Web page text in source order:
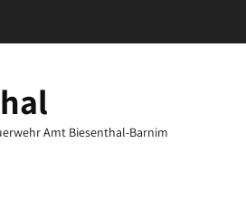
Amt Biesenthal-Barnim